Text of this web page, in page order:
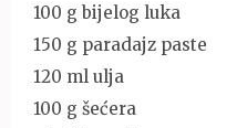
100 g bijelog luka
150 g paradajz paste
120 ml ulja
100 g šećera